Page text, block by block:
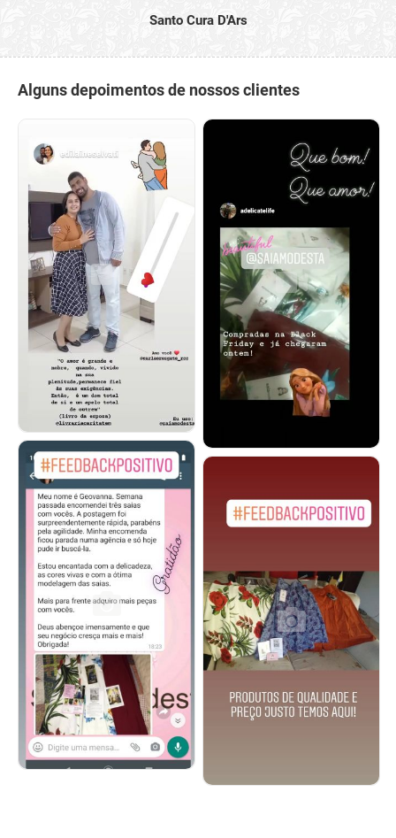
Santo Cura D'Ars
Alguns depoimentos de nossos clientes